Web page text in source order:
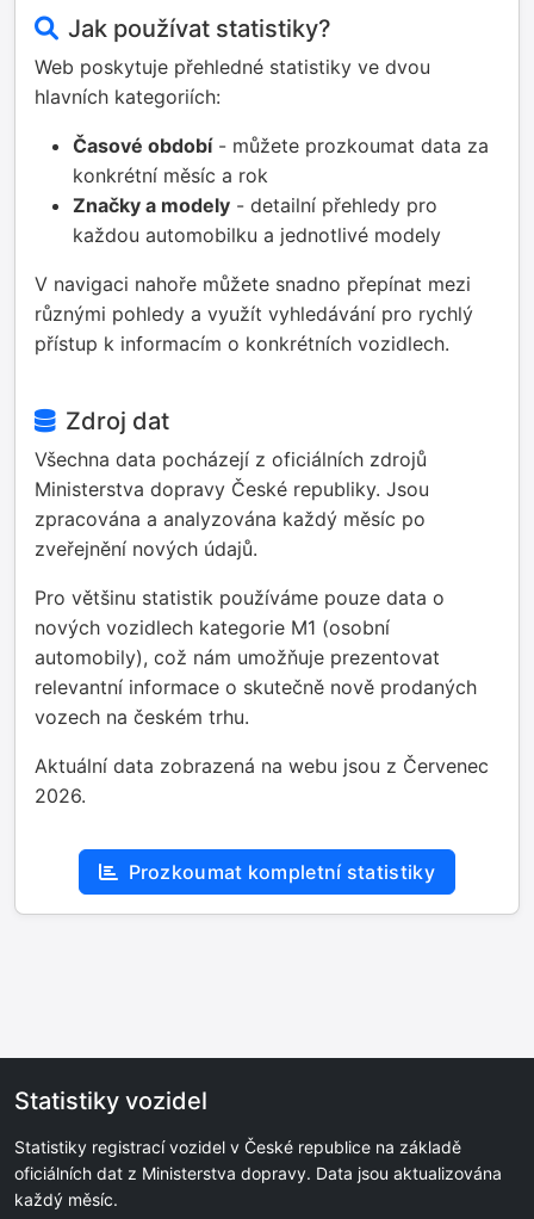
Jak používat statistiky?
Web poskytuje přehledné statistiky ve dvou
hlavních kategoriích:
Časové období- můžete prozkoumat data za
konkrétní měsíc a rok
Značky a modely - detailní přehledy pro
každou automobilku a jednotlivé modely
V navigaci nahoře můžete snadno přepínat mezi
různými pohledy a využít vyhledávání pro rychlý
přístup k informacím o konkrétních vozidlech.
Zdroj dat
Všechna data pocházejí z oficiálních zdrojů
Ministerstva dopravy České republiky. Jsou
zpracována a analyzována každý měsíc po
zveřejnění nových údajů.
Pro většinu statistik používáme pouze data o
nových vozidlech kategorie M1 (osobní
automobily), což nám umožňuje prezentovat
relevantní informace o skutečně nově prodaných
vozech na českém trhu.
Aktuální data zobrazená na webu jsou z Červenec
2026.
Prozkoumat kompletní statistiky
Statistiky vozidel
Statistiky registrací vozidel v České republice na základě
oficiálních dat z Ministerstva dopravy. Data jsou aktualizována
každý měsíc.